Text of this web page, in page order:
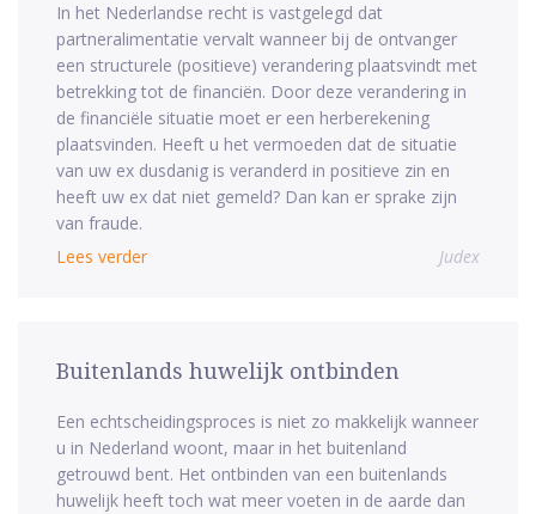
In het Nederlandse recht is vastgelegd dat
partneralimentatie vervalt wanneer bij de ontvanger
een structurele (positieve) verandering plaatsvindt met
betrekking tot de financiën. Door deze verandering in
de financiële situatie moet er een herberekening
plaatsvinden. Heeft u het vermoeden dat de situatie
van uw ex dusdanig is veranderd in positieve zin en
heeft uw ex dat niet gemeld? Dan kan er sprake zijn
van fraude.
Lees verder
Judex
Buitenlands huwelijk ontbinden
Een echtscheidingsproces is niet zo makkelijk wanneer
u in Nederland woont, maar in het buitenland
getrouwd bent. Het ontbinden van een buitenlands
huwelijk heeft toch wat meer voeten in de aarde dan